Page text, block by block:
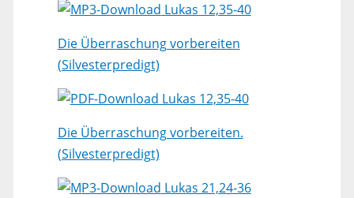
Lukas 12,35-40
Die Überraschung vorbereiten
(Silvesterpredigt)
Lukas 12,35-40
Die Überraschung vorbereiten.
(Silvesterpredigt)
Lukas 21,24-36